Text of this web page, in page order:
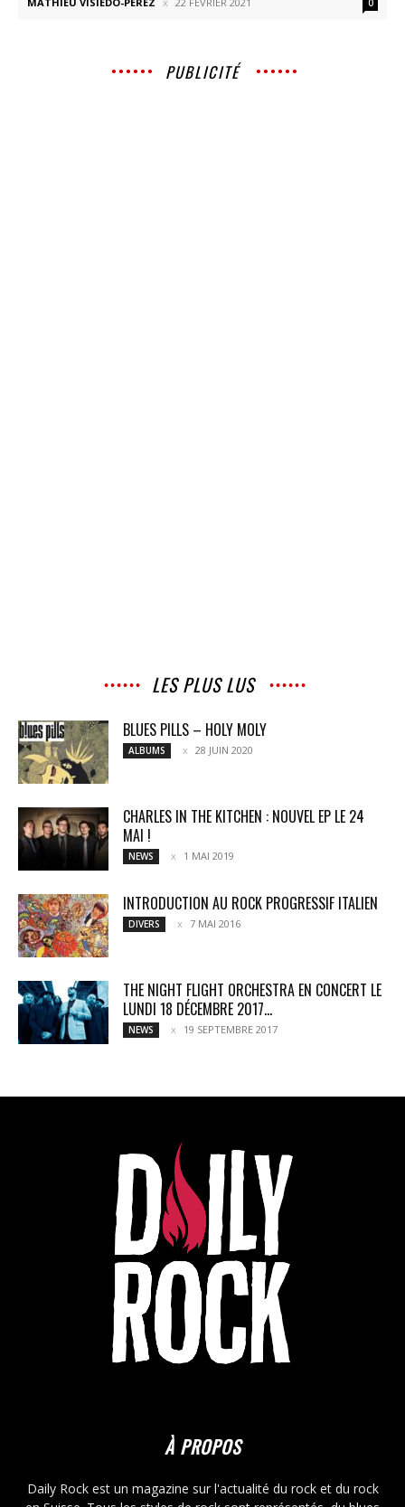
0
PUBLICITÉ
LES PLUS LUS
BLUES PILLS – HOLY MOLY
ALBUMS 28 JUIN 2020
CHARLES IN THE KITCHEN : NOUVEL EP LE 24
MAI !
NEWS 1 MAI 2019
INTRODUCTION AU ROCK PROGRESSIF ITALIEN
DIVERS 7 MAI 2016
THE NIGHT FLIGHT ORCHESTRA EN CONCERT LE
LUNDI 18 DÉCEMBRE 2017...
NEWS 19 SEPTEMBRE 2017
À PROPOS
Daily Rock est un magazine sur l'actualité du rock et du rock